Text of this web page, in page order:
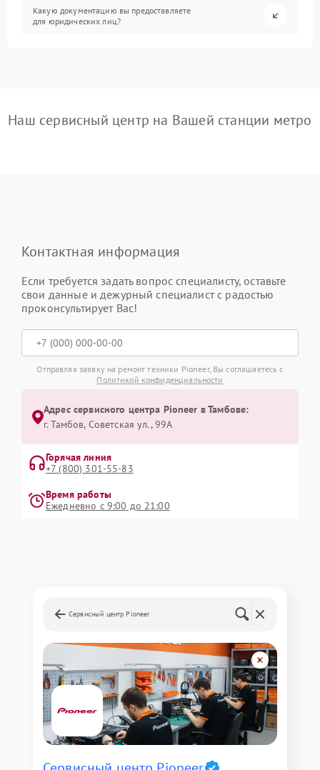
Какую документацию вы предоставляете
для юридических лиц?
Наш сервисный центр на Вашей станции метро
Контактная информация
Если требуется задать вопрос специалисту, оставьте
свои данные и дежурный специалист с радостью
проконсультирует Вас!
Отправляя заявку на ремонт техники Pioneer, Вы соглашаетесь с
Политикой конфиденциальности
Адрес сервисного центра Pioneer в Тамбове:
г. Тамбов, Советская ул., 99А
Горячая линия
+7 (800) 301-55-83
Время работы
Ежедневно с 9:00 до 21:00
Сервисный центр Pioneer